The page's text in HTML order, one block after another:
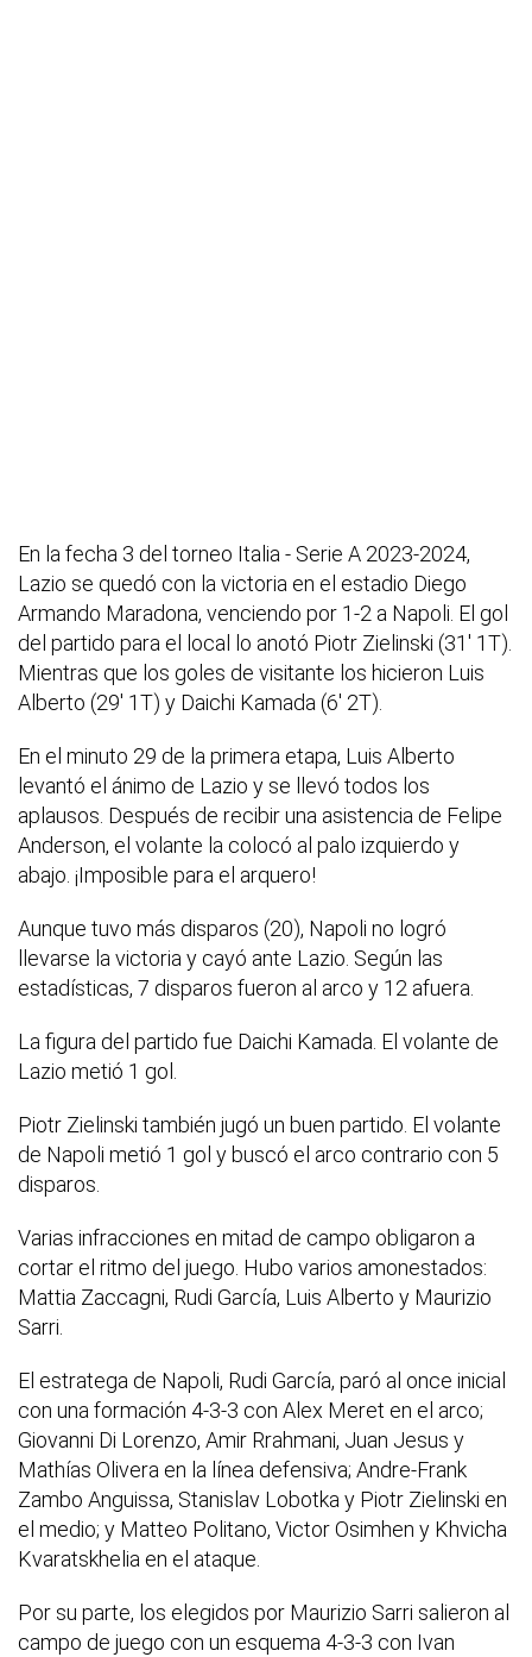
En la fecha 3 del torneo Italia - Serie A 2023-2024,
Lazio se quedó con la victoria en el estadio Diego
Armando Maradona, venciendo por 1-2 a Napoli. El gol
del partido para el local lo anotó Piotr Zielinski (31' 1T).
Mientras que los goles de visitante los hicieron Luis
Alberto (29' 1T) y Daichi Kamada (6' 2T).
En el minuto 29 de la primera etapa, Luis Alberto
levantó el ánimo de Lazio y se llevó todos los
aplausos. Después de recibir una asistencia de Felipe
Anderson, el volante la colocó al palo izquierdo y
abajo. ¡Imposible para el arquero!
Aunque tuvo más disparos (20), Napoli no logró
llevarse la victoria y cayó ante Lazio. Según las
estadísticas, 7 disparos fueron al arco y 12 afuera.
La figura del partido fue Daichi Kamada. El volante de
Lazio metió 1 gol.
Piotr Zielinski también jugó un buen partido. El volante
de Napoli metió 1 gol y buscó el arco contrario con 5
disparos.
Varias infracciones en mitad de campo obligaron a
cortar el ritmo del juego. Hubo varios amonestados:
Mattia Zaccagni, Rudi García, Luis Alberto y Maurizio
Sarri.
El estratega de Napoli, Rudi García, paró al once inicial
con una formación 4-3-3 con Alex Meret en el arco;
Giovanni Di Lorenzo, Amir Rrahmani, Juan Jesus y
Mathí­as Olivera en la línea defensiva; Andre-Frank
Zambo Anguissa, Stanislav Lobotka y Piotr Zielinski en
el medio; y Matteo Politano, Victor Osimhen y Khvicha
Kvaratskhelia en el ataque.
Por su parte, los elegidos por Maurizio Sarri salieron al
campo de juego con un esquema 4-3-3 con Ivan